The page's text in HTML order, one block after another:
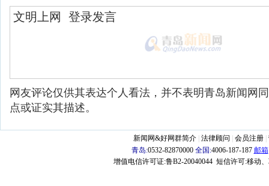
网友评论仅供其表达个人看法，并不表明青岛新闻网
点或证实其描述。